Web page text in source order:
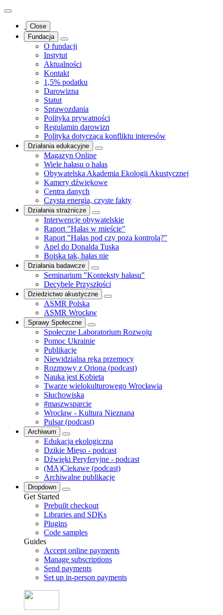
Close
Fundacja
O fundacji
Instytut
Aktualności
Kontakt
1,5% podatku
Darowizna
Statut
Sprawozdania
Polityka prywatności
Regulamin darowizn
Polityka dotycząca konfliktu interesów
Działania edukacyjne
Magazyn Online
Wiele hałasu o hałas
Obywatelska Akademia Ekologii Akustycznej
Kamery dźwiękowe
Centra danych
Czysta energia, czyste fakty
Działania strażnicze
Interwencje obywatelskie
Raport "Hałas w mieście"
Raport "Hałas pod czy poza kontrolą?"
Apel do Donalda Tuska
Boiska tak, hałas nie
Działania badawcze
Seminarium "Konteksty hałasu"
Decybele Przyszłości
Dziedzictwo akustyczne
ASMR Polska
ASMR Wrocław
Sprawy Społeczne
Społeczne Laboratorium Rozwoju
Pomoc Ukrainie
Publikacje
Niewidzialna ręka przemocy
Rozmowy z Oriona (podcast)
Nauka jest Kobietą
Twarze wielokulturowego Wrocławia
Słuchowiska
#maszwsparcie
Wrocław - Kultura Nieznana
Pulsar (podcast)
Archiwum
Edukacja ekologiczna
Dzikie Mięso - podcast
Dźwięki Peryferyjne - podcast
(MA)Ciekawe (podcast)
Archiwalne publikacje
Dropdown
Get Started
Prebuilt checkout
Libraries and SDKs
Plugins
Code samples
Guides
Accept online payments
Manage subscriptions
Send payments
Set up in-person payments